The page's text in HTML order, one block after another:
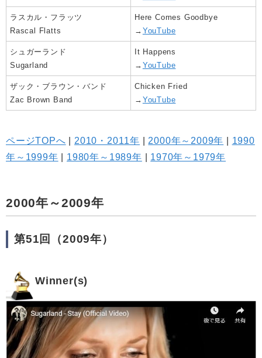
ラスカル・フラッツ
Rascal Flatts
Here Comes Goodbye
→ YouTube
シュガーランド
Sugarland
It Happens
→ YouTube
ザック・ブラウン・バンド
Zac Brown Band
Chicken Fried
→ YouTube
ページTOPへ 2010・2011年 2000年～2009年
1990
年～1999年
1980年～1989年 1970年～1979年
2000年～2009年
第51回（2009年）
Winner(s)